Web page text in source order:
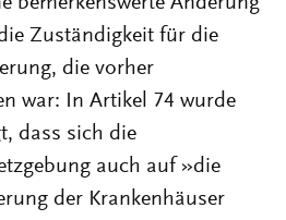
Zuständigkeit für die
die vorher
war: In Artikel 74 wurde
dass sich die
auch auf »die
der Krankenhäuser